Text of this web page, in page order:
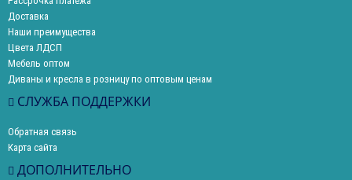
Доставка
Наши преимущества
Цвета ЛДСП
Мебель оптом
Диваны и кресла в розницу по оптовым ценам
СЛУЖБА ПОДДЕРЖКИ
Обратная связь
Карта сайта
ДОПОЛНИТЕЛЬНО